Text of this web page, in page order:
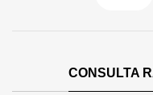
CONSULTA